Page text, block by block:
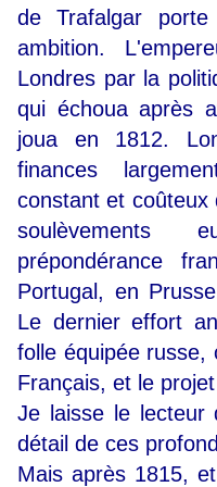
de Trafalgar
ambition.
Londres par la
qui échoua après
joua en 1812.
finances
constant et coûteux
soulèvements
prépondérance
Portugal, en
Le dernier effort
folle équipée russe,
Français, et le
Je laisse le lecteur
détail de ces
Mais après 1815,